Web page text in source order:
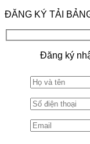
ĐĂNG KÝ TẢI
Đăng ký